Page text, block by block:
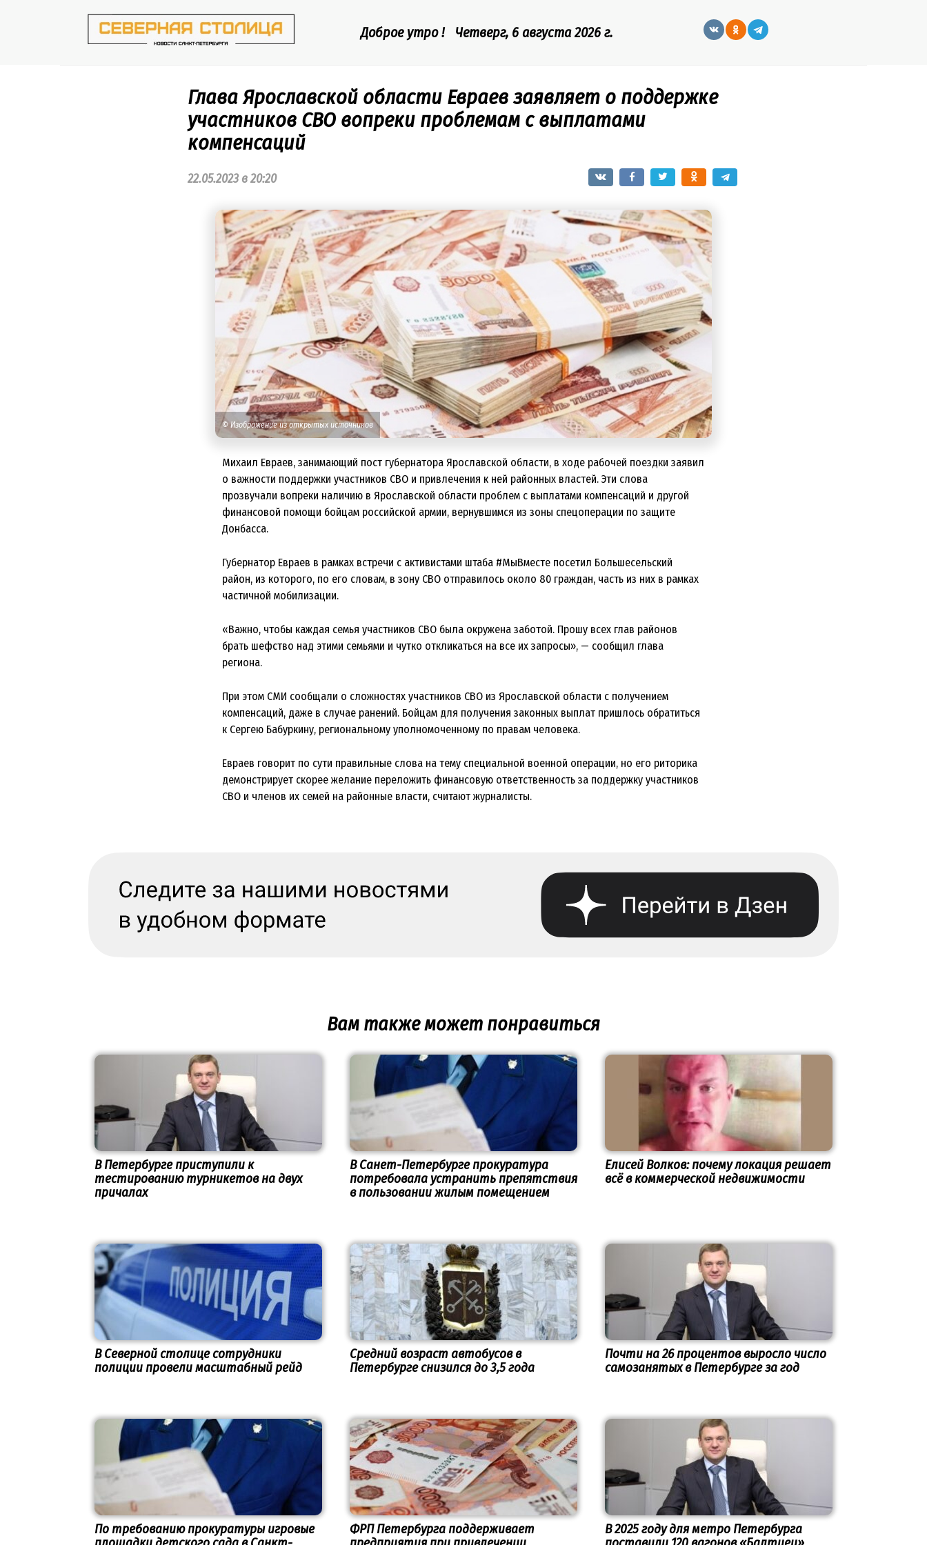
Доброе утро ! Четверг, 6 августа 2026 г.
Глава Ярославской области Евраев заявляет о поддержке
участников СВО вопреки проблемам с выплатами
компенсаций
22.05.2023 в 20:20
© Изображение из открытых источников
Михаил Евраев, занимающий пост губернатора Ярославской области, в ходе рабочей поездки заявил
о важности поддержки участников СВО и привлечения к ней районных властей. Эти слова
прозвучали вопреки наличию в Ярославской области проблем с выплатами компенсаций и другой
финансовой помощи бойцам российской армии, вернувшимся из зоны спецоперации по защите
Донбасса.
Губернатор Евраев в рамках встречи с активистами штаба #МыВместе посетил Большесельский
район, из которого, по его словам, в зону СВО отправилось около 80 граждан, часть из них в рамках
частичной мобилизации.
«Важно, чтобы каждая семья участников СВО была окружена заботой. Прошу всех глав районов
брать шефство над этими семьями и чутко откликаться на все их запросы», — сообщил глава
региона.
При этом СМИ сообщали о сложностях участников СВО из Ярославской области с получением
компенсаций, даже в случае ранений. Бойцам для получения законных выплат пришлось обратиться
к Сергею Бабуркину, региональному уполномоченному по правам человека.
Евраев говорит по сути правильные слова на тему специальной военной операции, но его риторика
демонстрирует скорее желание переложить финансовую ответственность за поддержку участников
СВО и членов их семей на районные власти, считают журналисты.
Вам также может понравиться
В Петербурге приступили к
тестированию турникетов на двух
причалах
В Санет-Петербурге прокуратура
потребовала устранить препятствия
в пользовании жилым помещением
Елисей Волков: почему локация решает
всё в коммерческой недвижимости
В Северной столице сотрудники
полиции провели масштабный рейд
Средний возраст автобусов в
Петербурге снизился до 3,5 года
Почти на 26 процентов выросло число
самозанятых в Петербурге за год
По требованию прокуратуры игровые
ФРП Петербурга поддерживает
В 2025 году для метро Петербурга